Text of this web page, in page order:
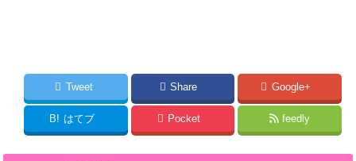
Tweet Share Google+
B! はてブ Pocket feedly